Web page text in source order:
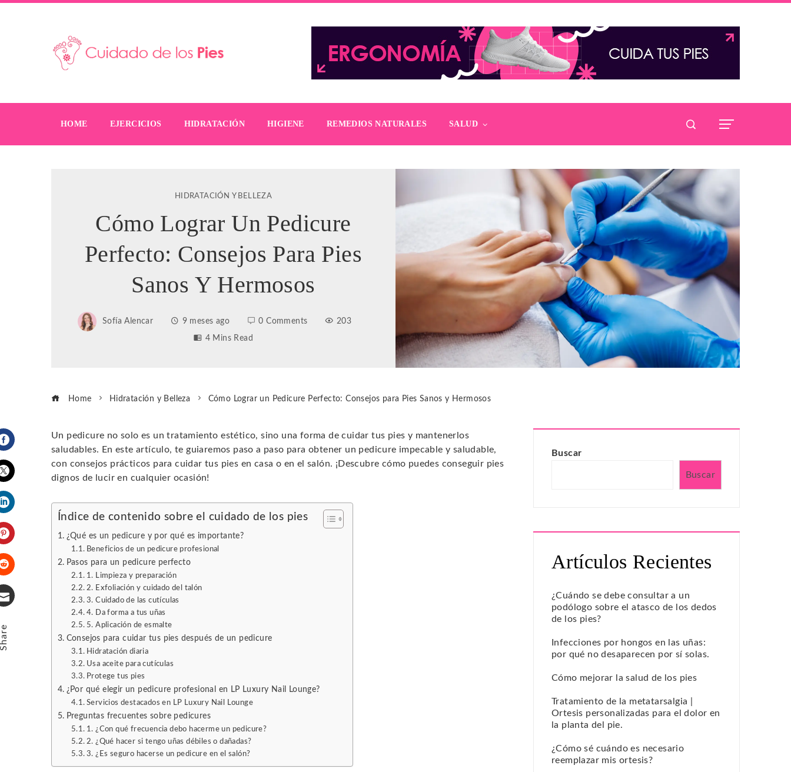
HOME EJERCICIOS HIDRATACIÓN HIGIENE REMEDIOS NATURALES SALUD
HIDRATACIÓN Y BELLEZA
Cómo Lograr Un Pedicure
Perfecto: Consejos Para Pies
Sanos Y Hermosos
Sofía Alencar 9 meses ago 0 Comments
203
4 Mins Read
Home Hidratación y Belleza Cómo Lograr un Pedicure Perfecto: Consejos para Pies Sanos y Hermosos
Facebook
Twitter
LinkedIn
Pinterest
Stumbleupon
Un pedicure no solo es un tratamiento estético, sino una forma de cuidar tus pies y mantenerlos
saludables. En este artículo, te guiaremos paso a paso para obtener un pedicure impecable y saludable,
con consejos prácticos para cuidar tus pies en casa o en el salón. ¡Descubre cómo puedes conseguir pies
dignos de lucir en cualquier ocasión!
Índice de contenido sobre el cuidado de los pies
¿Qué es un pedicure y por qué es importante?
Beneficios de un pedicure profesional
Pasos para un pedicure perfecto
1. Limpieza y preparación
2. Exfoliación y cuidado del talón
3. Cuidado de las cutículas
4. Da forma a tus uñas
5. Aplicación de esmalte
Consejos para cuidar tus pies después de un pedicure
Hidratación diaria
Usa aceite para cutículas
Protege tus pies
¿Por qué elegir un pedicure profesional en LP Luxury Nail Lounge?
Servicios destacados en LP Luxury Nail Lounge
Preguntas frecuentes sobre pedicures
1. ¿Con qué frecuencia debo hacerme un pedicure?
2. ¿Qué hacer si tengo uñas débiles o dañadas?
3. ¿Es seguro hacerse un pedicure en el salón?
Buscar
Buscar
Artículos Recientes
¿Cuándo se debe consultar a un
podólogo sobre el atasco de los dedos
de los pies?
Infecciones por hongos en las uñas:
por qué no desaparecen por sí solas.
Cómo mejorar la salud de los pies
Tratamiento de la metatarsalgia |
Ortesis personalizadas para el dolor en
la planta del pie.
¿Cómo sé cuándo es necesario
reemplazar mis ortesis?